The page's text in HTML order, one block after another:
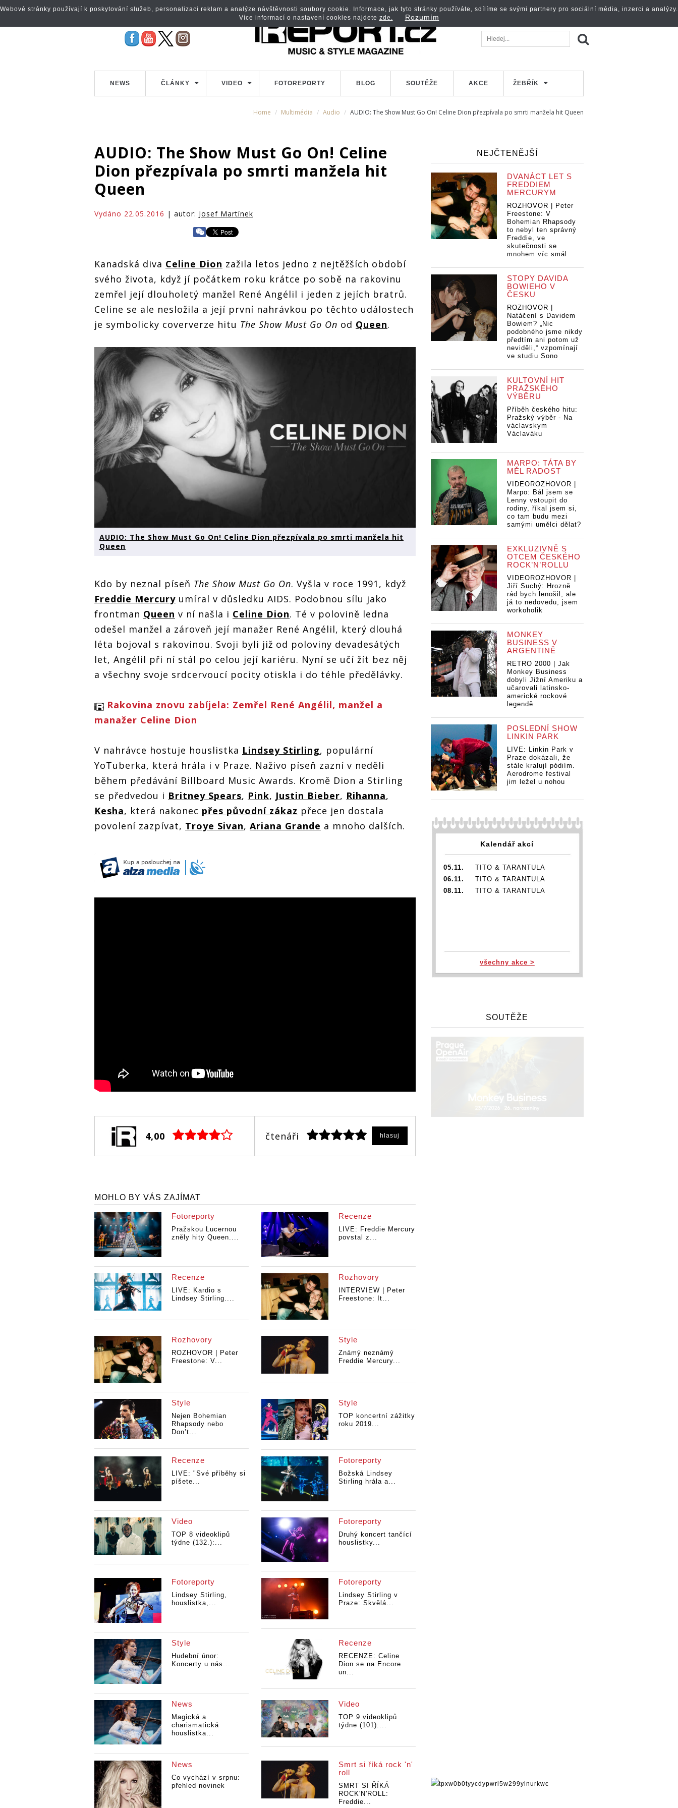
NEWS ČLÁNKY VIDEO FOTOREPORTY BLOG SOUTĚŽE AKCE ŽEBŘÍK
Home Multimédia Audio AUDIO: The Show Must Go On! Celine Dion přezpívala po smrti manžela hit Queen
AUDIO: The Show Must Go On! Celine
Dion přezpívala po smrti manžela hit
Queen
Vydáno 22.05.2016 | autor: Josef Martínek
Kanadská diva Celine Dion zažila letos jedno z nejtěžších období
svého života, když jí počátkem roku krátce po sobě na rakovinu
zemřel její dlouholetý manžel René Angélil i jeden z jejích bratrů.
Celine se ale nesložila a její první nahrávkou po těchto událostech
je symbolicky coververze hitu The Show Must Go On od Queen.
AUDIO: The Show Must Go On! Celine Dion přezpívala po smrti manžela hit
Queen
Kdo by neznal píseň The Show Must Go On. Vyšla v roce 1991, když
Freddie Mercury umíral v důsledku AIDS. Podobnou sílu jako
frontman Queen v ní našla i Celine Dion. Té v polovině ledna
odešel manžel a zároveň její manažer René Angélil, který dlouhá
léta bojoval s rakovinou. Svoji byli již od poloviny devadesátých
let, Angélil při ní stál po celou její kariéru. Nyní se učí žít bez něj
a všechny svoje srdcervoucí pocity otiskla i do téhle předělávky.
Rakovina znovu zabíjela: Zemřel René Angélil, manžel a
manažer Celine Dion
V nahrávce hostuje houslistka Lindsey Stirling, populární
YoTuberka, která hrála i v Praze. Naživo píseň zazní v neděli
během předávání Billboard Music Awards. Kromě Dion a Stirling
se předvedou i Britney Spears, Pink, Justin Bieber, Rihanna,
Kesha, která nakonec přes původní zákaz přece jen dostala
povolení zazpívat, Troye Sivan, Ariana Grande a mnoho dalších.
4,00 čtenáři hlasuj
MOHLO BY VÁS ZAJÍMAT
Fotoreporty
Pražskou Lucernou
zněly hity Queen....
Recenze
LIVE: Freddie Mercury
povstal z...
Recenze
LIVE: Kardio s
Lindsey Stirling....
Rozhovory
INTERVIEW | Peter
Freestone: It...
Rozhovory
ROZHOVOR | Peter
Freestone: V...
Style
Známý neznámý
Freddie Mercury...
Style
Nejen Bohemian
Rhapsody nebo
Don’t...
Style
TOP koncertní zážitky
roku 2019...
Recenze
LIVE: "Své příběhy si
píšete...
Fotoreporty
Božská Lindsey
Stirling hrála a...
Video
TOP 8 videoklipů
týdne (132.):...
Fotoreporty
Druhý koncert tančící
houslistky...
Fotoreporty
Lindsey Stirling,
houslistka,...
Fotoreporty
Lindsey Stirling v
Praze: Skvělá...
Style
Hudební únor:
Koncerty u nás...
Recenze
RECENZE: Celine
Dion se na Encore
un...
News
Magická a
charismatická
houslistka...
Video
TOP 9 videoklipů
týdne (101):...
News
Co vychází v srpnu:
přehled novinek
Smrt si říká rock 'n'
roll
SMRT SI ŘÍKÁ
ROCK'N'ROLL:
Freddie...
NEJČTENĚJŠÍ
DVANÁCT LET S
FREDDIEM
MERCURYM
ROZHOVOR | Peter
Freestone: V
Bohemian Rhapsody
to nebyl ten správný
Freddie, ve
skutečnosti se
mnohem víc smál
STOPY DAVIDA
BOWIEHO V
ČESKU
ROZHOVOR |
Natáčení s Davidem
Bowiem? „Nic
podobného jsme nikdy
předtím ani potom už
neviděli,“ vzpomínají
ve studiu Sono
KULTOVNÍ HIT
PRAŽSKÉHO
VÝBĚRU
Příběh českého hitu:
Pražský výběr - Na
václavskym
Václaváku
MARPO: TÁTA BY
MĚL RADOST
VIDEOROZHOVOR |
Marpo: Bál jsem se
Lenny vstoupit do
rodiny, říkal jsem si,
co tam budu mezi
samými umělci dělat?
EXKLUZIVNĚ S
OTCEM ČESKÉHO
ROCK’N’ROLLU
VIDEOROZHOVOR |
Jiří Suchý: Hrozně
rád bych lenošil, ale
já to nedovedu, jsem
workoholik
MONKEY
BUSINESS V
ARGENTINĚ
RETRO 2000 | Jak
Monkey Business
dobyli Jižní Ameriku a
učarovali latinsko-
americké rockové
legendě
POSLEDNÍ SHOW
LINKIN PARK
LIVE: Linkin Park v
Praze dokázali, že
stále kralují pódiím.
Aerodrome festival
jim ležel u nohou
Kalendář akcí
05.11.
TITO & TARANTULA
06.11.
TITO & TARANTULA
08.11.
TITO & TARANTULA
všechny akce >
SOUTĚŽE
Webové stránky používají k poskytování služeb, personalizaci reklam a analýze návštěvnosti soubory cookie. Informace, jak tyto stránky používáte, sdílíme se svými partnery pro sociální média, inzerci a analýzy.
Více informací o nastavení cookies najdete zde. Rozumím